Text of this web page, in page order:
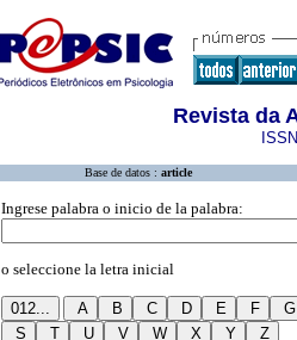
Revista da
Base de datos : article
Ingrese palabra o inicio de la palabra:
o seleccione la letra inicial